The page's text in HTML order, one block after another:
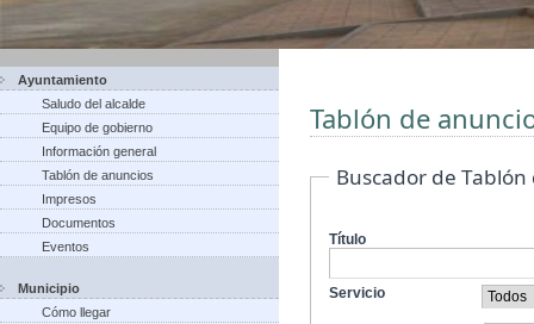
Ayuntamiento
Saludo del alcalde
Equipo de gobierno
Información general
Tablón de anuncios
Impresos
Documentos
Eventos
Municipio
Cómo llegar
Tablón de
Buscador de
Título
Servicio